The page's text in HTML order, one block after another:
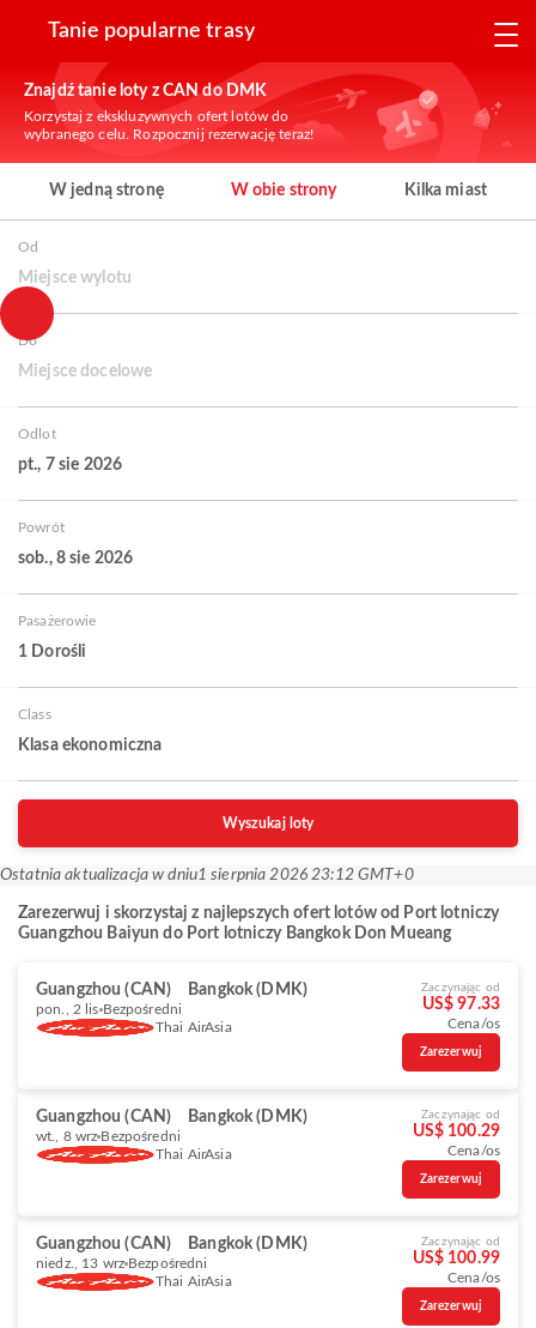
Tanie popularne trasy
Znajdź tanie loty z CAN do DMK
Korzystaj z ekskluzywnych ofert lotów do
wybranego celu. Rozpocznij rezerwację teraz!
W jedną stronę W obie strony Kilka miast
Od
Miejsce wylotu
Do
Miejsce docelowe
Odlot
pt., 7 sie 2026
Powrót
sob., 8 sie 2026
Pasażerowie
1 Dorośli
Class
Klasa ekonomiczna
Wyszukaj loty
Ostatnia aktualizacja w dniu1 sierpnia 2026 23:12 GMT+0
Zarezerwuj i skorzystaj z najlepszych ofert lotów od Port lotniczy
Guangzhou Baiyun do Port lotniczy Bangkok Don Mueang
Guangzhou (CAN) Bangkok (DMK)
pon., 2 lis Bezpośredni
Thai AirAsia
Zaczynając od
US$ 97.33
Cena/os
Zarezerwuj
Guangzhou (CAN) Bangkok (DMK)
wt., 8 wrz Bezpośredni
Thai AirAsia
Zaczynając od
US$ 100.29
Cena/os
Zarezerwuj
Guangzhou (CAN) Bangkok (DMK)
niedz., 13 wrz Bezpośredni
Thai AirAsia
Zaczynając od
US$ 100.99
Cena/os
Zarezerwuj